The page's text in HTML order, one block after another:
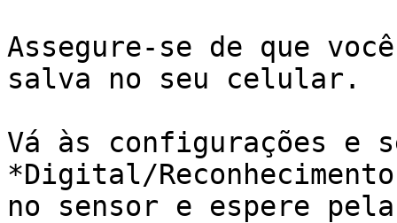
Assegure-se de que
salva no seu celular.
Vá às configurações e
*Digital/
no sensor e espere